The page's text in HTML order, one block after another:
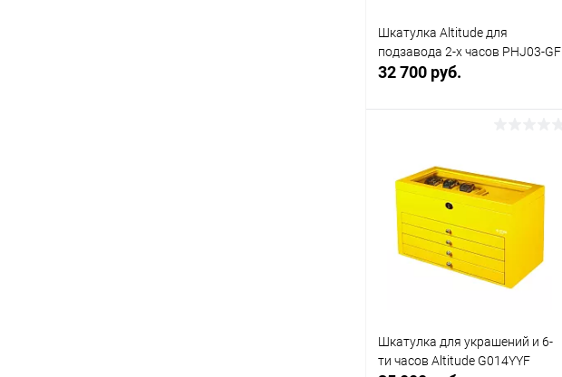
Шкатулка Altitude для
подзавода 2-х часов PHJ03-GF
32 700 руб.
Купить в 1
клик
Сравнение
В избранное В наличии
Шкатулка для украшений и 6-
ти часов Altitude G014YYF